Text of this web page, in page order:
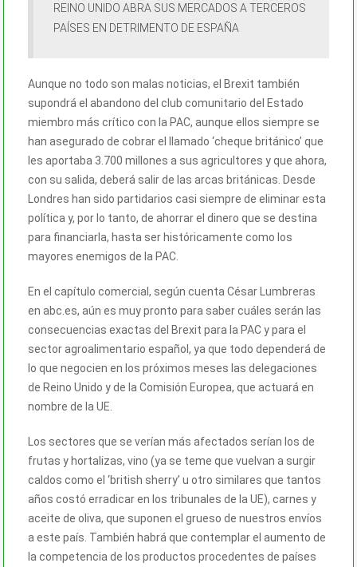
REINO UNIDO ABRA SUS MERCADOS A TERCEROS
PAÍSES EN DETRIMENTO DE ESPAÑA
Aunque no todo son malas noticias, el Brexit también
supondrá el abandono del club comunitario del Estado
miembro más crítico con la PAC, aunque ellos siempre se
han asegurado de cobrar el llamado ‘cheque británico’ que
les aportaba 3.700 millones a sus agricultores y que ahora,
con su salida, deberá salir de las arcas británicas. Desde
Londres han sido partidarios casi siempre de eliminar esta
política y, por lo tanto, de ahorrar el dinero que se destina
para financiarla, hasta ser históricamente como los
mayores enemigos de la PAC.
En el capítulo comercial, según cuenta César Lumbreras
en abc.es, aún es muy pronto para saber cuáles serán las
consecuencias exactas del Brexit para la PAC y para el
sector agroalimentario español, ya que todo dependerá de
lo que negocien en los próximos meses las delegaciones
de Reino Unido y de la Comisión Europea, que actuará en
nombre de la UE.
Los sectores que se verían más afectados serían los de
frutas y hortalizas, vino (ya se teme que vuelvan a surgir
caldos como el ‘british sherry’ u otro similares que tantos
años costó erradicar en los tribunales de la UE), carnes y
aceite de oliva, que suponen el grueso de nuestros envíos
a este país. También habrá que contemplar el aumento de
la competencia de los productos procedentes de países